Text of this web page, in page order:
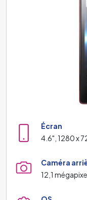
Écran
4.6", 1280 x
Caméra
12,1